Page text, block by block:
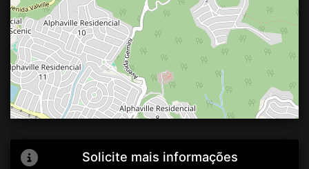
Solicite mais informações